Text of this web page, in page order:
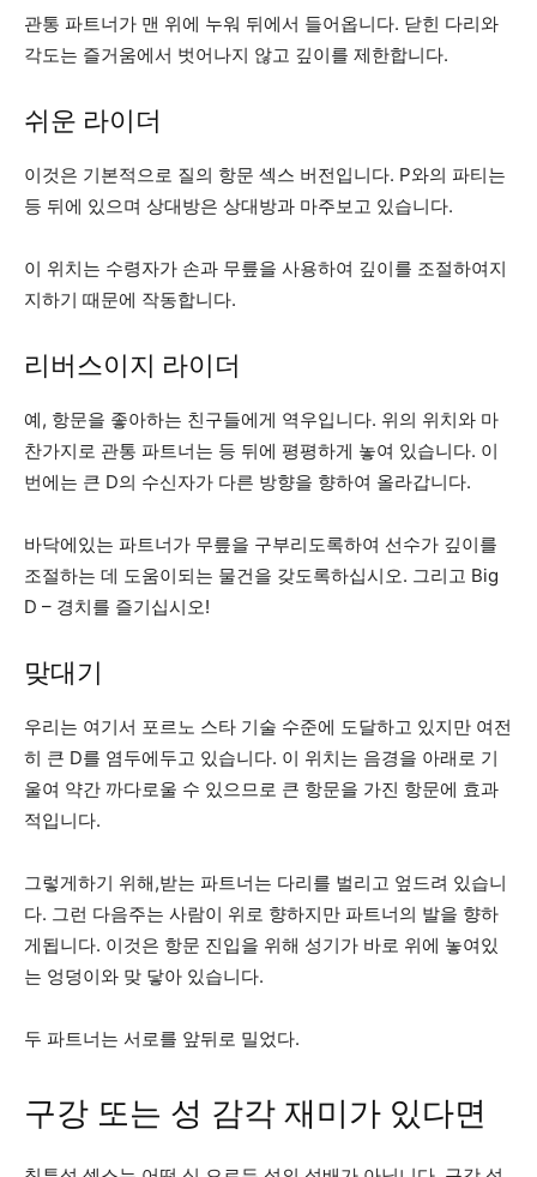
관통 파트너가 맨 위에 누워 뒤에서 들어옵니다. 닫힌 다리와
각도는 즐거움에서 벗어나지 않고 깊이를 제한합니다.
쉬운 라이더
이것은 기본적으로 질의 항문 섹스 버전입니다. P와의 파티는
등 뒤에 있으며 상대방은 상대방과 마주보고 있습니다.
이 위치는 수령자가 손과 무릎을 사용하여 깊이를 조절하여지
지하기 때문에 작동합니다.
리버스이지 라이더
예, 항문을 좋아하는 친구들에게 역우입니다. 위의 위치와 마
찬가지로 관통 파트너는 등 뒤에 평평하게 놓여 있습니다. 이
번에는 큰 D의 수신자가 다른 방향을 향하여 올라갑니다.
바닥에있는 파트너가 무릎을 구부리도록하여 선수가 깊이를
조절하는 데 도움이되는 물건을 갖도록하십시오. 그리고 Big
D – 경치를 즐기십시오!
맞대기
우리는 여기서 포르노 스타 기술 수준에 도달하고 있지만 여전
히 큰 D를 염두에두고 있습니다. 이 위치는 음경을 아래로 기
울여 약간 까다로울 수 있으므로 큰 항문을 가진 항문에 효과
적입니다.
그렇게하기 위해,받는 파트너는 다리를 벌리고 엎드려 있습니
다. 그런 다음주는 사람이 위로 향하지만 파트너의 발을 향하
게됩니다. 이것은 항문 진입을 위해 성기가 바로 위에 놓여있
는 엉덩이와 맞 닿아 있습니다.
두 파트너는 서로를 앞뒤로 밀었다.
구강 또는 성 감각 재미가 있다면